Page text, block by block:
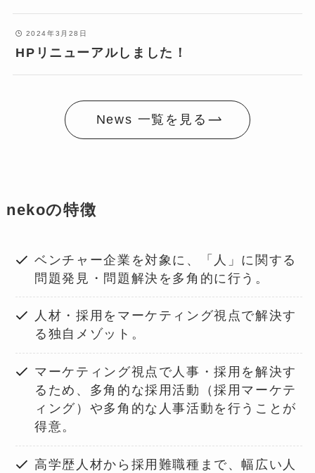
2024年3月28日
HPリニューアルしました！
News 一覧を見る
nekoの特徴
ベンチャー企業を対象に、「人」に関する
問題発見・問題解決を多角的に行う。
人材・採用をマーケティング視点で解決す
る独自メゾット。
マーケティング視点で人事・採用を解決す
るため、多角的な採用活動（採用マーケテ
ィング）や多角的な人事活動を行うことが
得意。
高学歴人材から採用難職種まで、幅広い人